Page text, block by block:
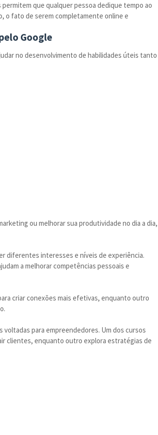
que qualquer pessoa dedique tempo ao
o fato de serem completamente online e
Google
no desenvolvimento de habilidades úteis tanto
ou melhorar sua produtividade no dia a dia,
diferentes interesses e níveis de experiência.
a melhorar competências pessoais e
criar conexões mais efetivas, enquanto outro
para empreendedores. Um dos cursos
clientes, enquanto outro explora estratégias de